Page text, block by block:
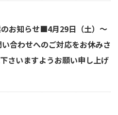
お知らせ■4月29日（土）～
合わせへのご対応をお休みさ
さいますようお願い申し上げ